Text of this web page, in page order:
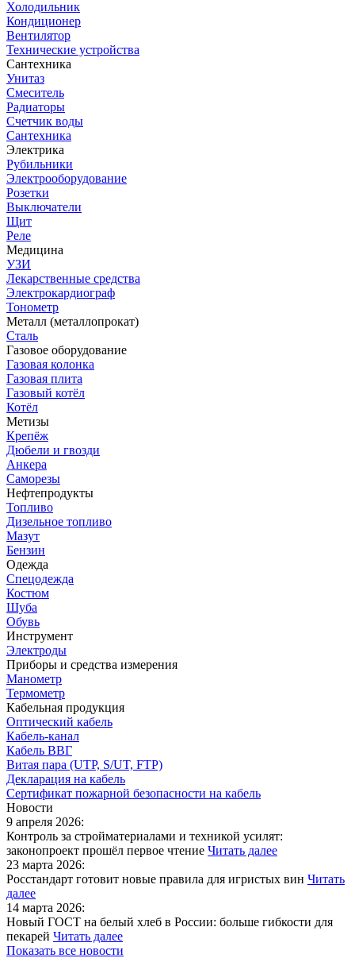
Холодильник
Кондиционер
Вентилятор
Технические устройства
Сантехника
Унитаз
Смеситель
Радиаторы
Счетчик воды
Сантехника
Электрика
Рубильники
Электрооборудование
Розетки
Выключатели
Щит
Реле
Медицина
УЗИ
Лекарственные средства
Электрокардиограф
Тонометр
Металл (металлопрокат)
Сталь
Газовое оборудование
Газовая колонка
Газовая плита
Газовый котёл
Котёл
Метизы
Крепёж
Дюбели и гвозди
Анкера
Саморезы
Нефтепродукты
Топливо
Дизельное топливо
Мазут
Бензин
Одежда
Спецодежда
Костюм
Шуба
Обувь
Инструмент
Электроды
Приборы и средства измерения
Манометр
Термометр
Кабельная продукция
Оптический кабель
Кабель-канал
Кабель ВВГ
Витая пара (UTP, S/UT, FTP)
Декларация на кабель
Сертификат пожарной безопасности на кабель
Новости
9 апреля 2026:
Контроль за стройматериалами и техникой усилят:
законопроект прошёл первое чтение Читать далее
23 марта 2026:
Росстандарт готовит новые правила для игристых вин Читать
далее
14 марта 2026:
Новый ГОСТ на белый хлеб в России: больше гибкости для
пекарей Читать далее
Показать все новости